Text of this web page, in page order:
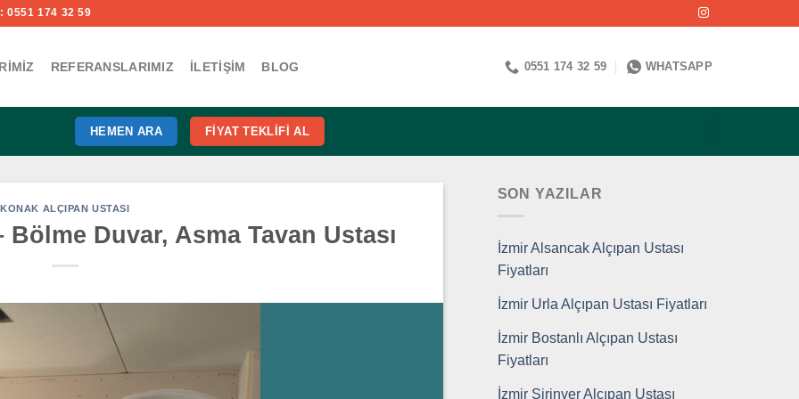
0551 174 32 59
REFERANSLARIMIZ İLETIŞIM BLOG 0551 174 32 59 WHATSAPP
HEMEN ARA FIYAT TEKLIFI AL
KONAK ALÇIPAN USTASI
Bölme Duvar, Asma Tavan Ustası
SON YAZILAR
İzmir Alsancak Alçıpan Ustası
Fiyatları
İzmir Urla Alçıpan Ustası Fiyatları
İzmir Bostanlı Alçıpan Ustası
Fiyatları
İzmir Şirinyer Alçıpan Ustası